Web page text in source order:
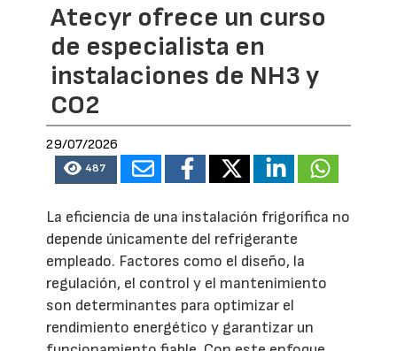
Atecyr ofrece un curso
de especialista en
instalaciones de NH3 y
CO2
29/07/2026
487
La eficiencia de una instalación frigorífica no
depende únicamente del refrigerante
empleado. Factores como el diseño, la
regulación, el control y el mantenimiento
son determinantes para optimizar el
rendimiento energético y garantizar un